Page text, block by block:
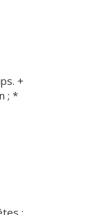
+
; *
: